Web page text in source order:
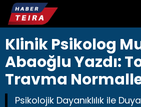
Klinik Psikolog
Abaoğlu Yazdı:
Travma
Psikolojik Dayanıklılık ile